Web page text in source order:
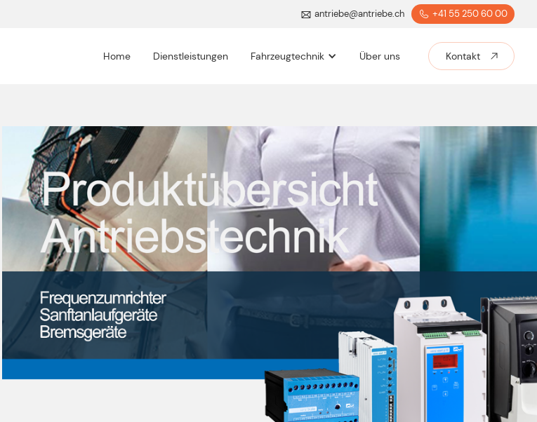
antriebe@antriebe.ch +41 55 250 60 00
Home Dienstleistungen Fahrzeugtechnik Über uns Kontakt